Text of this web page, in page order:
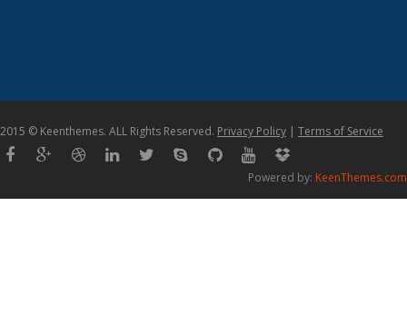
2015 © Keenthemes. ALL Rights Reserved. Privacy Policy | Terms of Service
Powered by: KeenThemes.com